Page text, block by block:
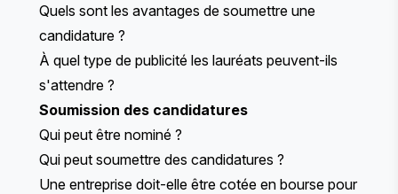
Quels sont les avantages de soumettre une
candidature ?
À quel type de publicité les lauréats peuvent-ils
s'attendre ?
Soumission des candidatures
Qui peut être nominé ?
Qui peut soumettre des candidatures ?
Une entreprise doit-elle être cotée en bourse pour